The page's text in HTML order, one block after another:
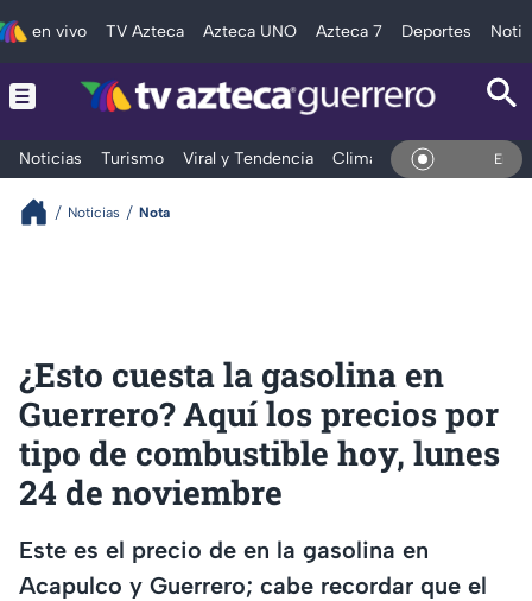
en vivo TV Azteca Azteca UNO Azteca 7 Deportes
Noticias Turismo Viral y Tendencia Clima Deportes En Vivo
Noticias Nota
¿Esto cuesta la gasolina en
Guerrero? Aquí los precios por
tipo de combustible hoy, lunes
24 de noviembre
Este es el precio de en la gasolina en
Acapulco y Guerrero; cabe recordar que el